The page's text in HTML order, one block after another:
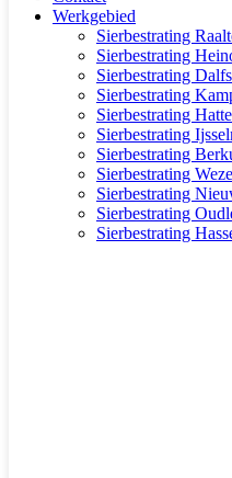
Werkgebied
Sierbestrating
Sierbestrating
Sierbestrating
Sierbestrating
Sierbestrating
Sierbestrating
Sierbestrating
Sierbestrating
Sierbestrating
Sierbestrating
Sierbestrating